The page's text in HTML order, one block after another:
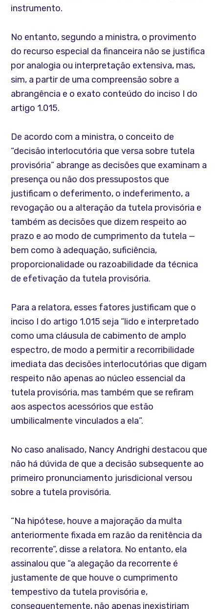
instrumento.
No entanto, segundo a ministra, o provimento
do recurso especial da financeira não se justifica
por analogia ou interpretação extensiva, mas,
sim, a partir de uma compreensão sobre a
abrangência e o exato conteúdo do inciso I do
artigo 1.015.
De acordo com a ministra, o conceito de
“decisão interlocutória que versa sobre tutela
provisória” abrange as decisões que examinam a
presença ou não dos pressupostos que
justificam o deferimento, o indeferimento, a
revogação ou a alteração da tutela provisória e
também as decisões que dizem respeito ao
prazo e ao modo de cumprimento da tutela —
bem como à adequação, suficiência,
proporcionalidade ou razoabilidade da técnica
de efetivação da tutela provisória.
Para a relatora, esses fatores justificam que o
inciso I do artigo 1.015 seja “lido e interpretado
como uma cláusula de cabimento de amplo
espectro, de modo a permitir a recorribilidade
imediata das decisões interlocutórias que digam
respeito não apenas ao núcleo essencial da
tutela provisória, mas também que se refiram
aos aspectos acessórios que estão
umbilicalmente vinculados a ela”.
No caso analisado, Nancy Andrighi destacou que
não há dúvida de que a decisão subsequente ao
primeiro pronunciamento jurisdicional versou
sobre a tutela provisória.
“Na hipótese, houve a majoração da multa
anteriormente fixada em razão da renitência da
recorrente”, disse a relatora. No entanto, ela
assinalou que “a alegação da recorrente é
justamente de que houve o cumprimento
tempestivo da tutela provisória e,
consequentemente, não apenas inexistiriam